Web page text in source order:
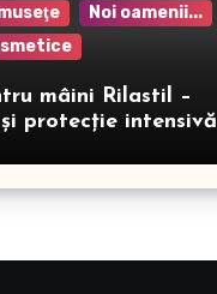
Noi oamenii...
mâini Rilastil –
protecție intensivă